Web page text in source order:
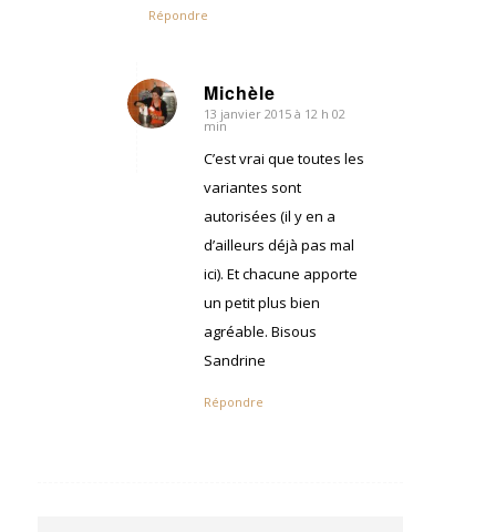
Répondre
Michèle
dit
13 janvier 2015 à 12 h 02
min
C’est vrai que toutes les
variantes sont
autorisées (il y en a
d’ailleurs déjà pas mal
ici). Et chacune apporte
un petit plus bien
agréable. Bisous
Sandrine
Répondre